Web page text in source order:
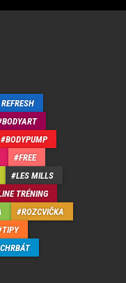
BODYART
BODYPUMP
FREE
LES MILLS
TRÉNING
ROZCVIČKA
TIPY